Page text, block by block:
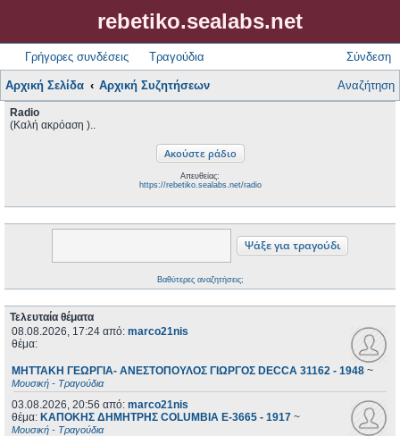
rebetiko.sealabs.net
Γρήγορες συνδέσεις Τραγούδια Σύνδεση
Αρχική Σελίδα Αρχική Συζητήσεων Αναζήτηση
Radio
(Καλή ακρόαση )..
Απευθείας:
https://rebetiko.sealabs.net/radio
Βαθύτερες αναζητήσεις;
Τελευταία θέματα
08.08.2026, 17:24 από: marco21nis
θέμα:
ΜΗΤΤΑΚΗ ΓΕΩΡΓΙΑ- ΑΝΕΣΤΟΠΟΥΛΟΣ ΓΙΩΡΓΟΣ DECCA 31162 - 1948 ~
Μουσική - Τραγούδια
03.08.2026, 20:56 από: marco21nis
θέμα: ΚΑΠΟΚΗΣ ΔΗΜΗΤΡΗΣ COLUMBIA E-3665 - 1917 ~
Μουσική - Τραγούδια